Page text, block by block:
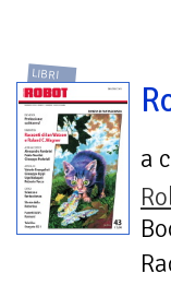
LIBRI
a